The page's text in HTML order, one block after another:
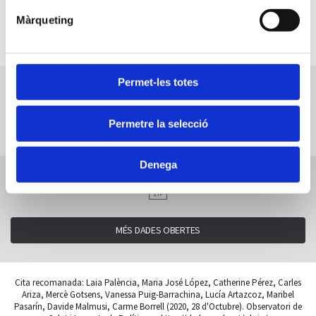
Màrqueting
Permet-les totes
Permetre la selecció
Denega
Compartiu aquest contingut
Facebook
Twitter
LinkedIn
WhatsApp
Telegram
Correu
electrònic
Descarrega dades de Índex de vegetació NDVI (7,57 KiB)
ZIP
MÉS DADES OBERTES
Cita recomanada: Laia Palència, Maria José López, Catherine Pérez, Carles
Ariza, Mercè Gotsens, Vanessa Puig-Barrachina, Lucía Artazcoz, Maribel
Pasarín, Davide Malmusi, Carme Borrell (2020, 28 d'Octubre). Observatori de